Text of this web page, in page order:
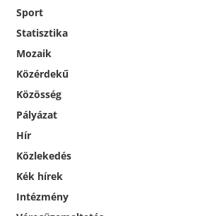
Sport
Statisztika
Mozaik
Közérdekű
Közösség
Pályázat
Hír
Közlekedés
Kék hírek
Intézmény